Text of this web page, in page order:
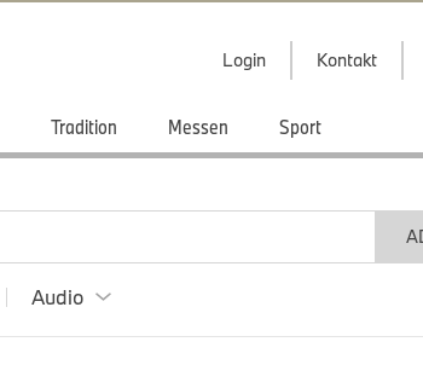
Login Kontakt
Tradition Messen Sport
Audio